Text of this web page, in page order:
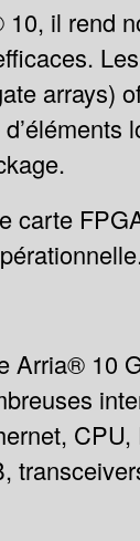
il rend
arrays)
carte
Arria® 10
CPU,